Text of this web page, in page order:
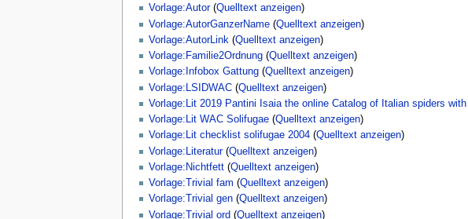
Vorlage:Autor(Quelltext anzeigen)
Vorlage:AutorGanzerName(Quelltext anzeigen)
Vorlage:AutorLink(Quelltext anzeigen)
Vorlage:Familie2Ordnung(Quelltext anzeigen)
Vorlage:Infobox Gattung(Quelltext anzeigen)
Vorlage:LSIDWAC(Quelltext anzeigen)
Vorlage:Lit 2019 Pantini Isaia the online Catalog of Italian spiders
Vorlage:Lit WAC Solifugae(Quelltext anzeigen)
Vorlage:Lit checklist solifugae 2004(Quelltext anzeigen)
Vorlage:Literatur(Quelltext anzeigen)
Vorlage:Nichtfett(Quelltext anzeigen)
Vorlage:Trivial fam (Quelltext anzeigen)
Vorlage:Trivial gen(Quelltext anzeigen)
Vorlage:Trivial ord (Quelltext anzeigen)